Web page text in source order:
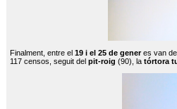
Finalment, entre el 19 i el 25 de generes van
117 censos, seguit del pit-roig (90), la tórtora